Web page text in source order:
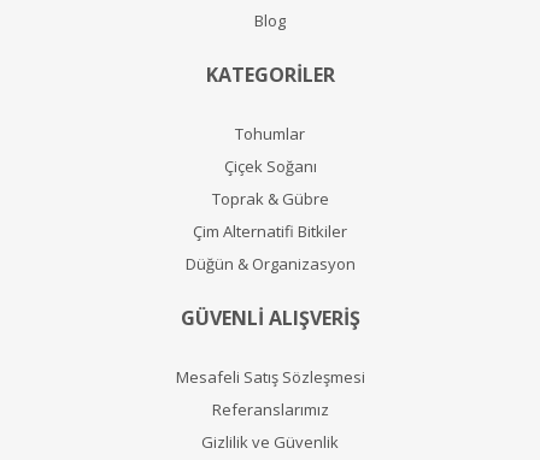
Blog
KATEGORİLER
Tohumlar
Çiçek Soğanı
Toprak & Gübre
Çim Alternatifi Bitkiler
Düğün & Organizasyon
GÜVENLİ ALIŞVERİŞ
Mesafeli Satış Sözleşmesi
Referanslarımız
Gizlilik ve Güvenlik